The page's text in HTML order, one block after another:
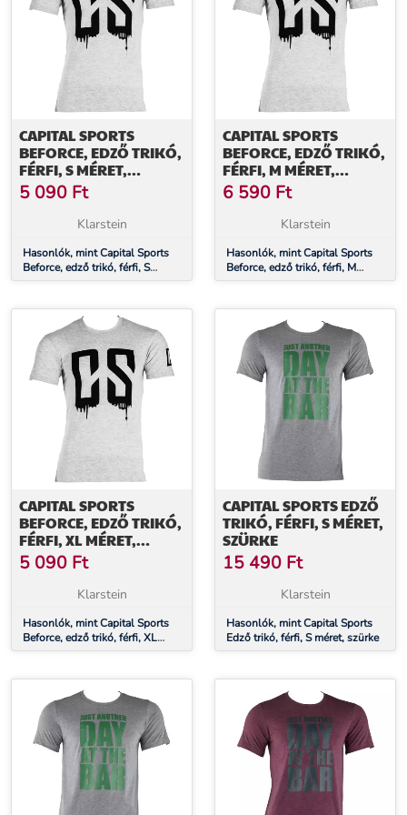
CAPITAL SPORTS
BEFORCE, EDZŐ TRIKÓ,
FÉRFI, S MÉRET,
SZÜRKE
5 090 Ft
Klarstein
Hasonlók, mint Capital Sports
Beforce, edző trikó, férfi, S
méret, szürke
CAPITAL SPORTS
BEFORCE, EDZŐ TRIKÓ,
FÉRFI, M MÉRET,
SZÜRKE
6 590 Ft
Klarstein
Hasonlók, mint Capital Sports
Beforce, edző trikó, férfi, M
méret, szürke
CAPITAL SPORTS
BEFORCE, EDZŐ TRIKÓ,
FÉRFI, XL MÉRET,
SZÜRKE
5 090 Ft
Klarstein
Hasonlók, mint Capital Sports
Beforce, edző trikó, férfi, XL
méret, szürke
CAPITAL SPORTS EDZŐ
TRIKÓ, FÉRFI, S MÉRET,
SZÜRKE
15 490 Ft
Klarstein
Hasonlók, mint Capital Sports
Edző trikó, férfi, S méret, szürke